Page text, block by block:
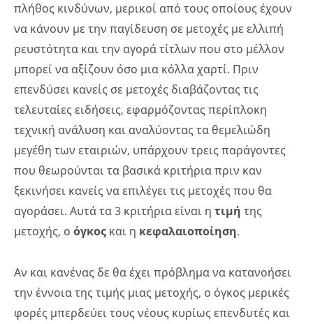
πλήθος κινδύνων, μερικοί από τους οποίους έχουν
να κάνουν με την παγίδευση σε μετοχές με ελλιπή
ρευστότητα και την αγορά τίτλων που στο μέλλον
μπορεί να αξίζουν όσο μια κόλλα χαρτί. Πριν
επενδύσει κανείς σε μετοχές διαβάζοντας τις
τελευταίες ειδήσεις, εφαρμόζοντας περίπλοκη
τεχνική ανάλυση και αναλύοντας τα θεμελιώδη
μεγέθη των εταιριών, υπάρχουν τρεις παράγοντες
που θεωρούνται τα βασικά κριτήρια πριν καν
ξεκινήσει κανείς να επιλέγει τις μετοχές που θα
αγοράσει. Αυτά τα 3 κριτήρια είναι η τιμή της
μετοχής, ο όγκος και η κεφαλαιοποίηση.
Αν και κανένας δε θα έχει πρόβλημα να κατανοήσει
την έννοια της τιμής μιας μετοχής, ο όγκος μερικές
φορές μπερδεύει τους νέους κυρίως επενδυτές και